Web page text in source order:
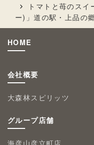
トマトと苺のス
ー)」道の駅・上品の
HOME
会社概要
大森林スピリッツ
グループ店舗